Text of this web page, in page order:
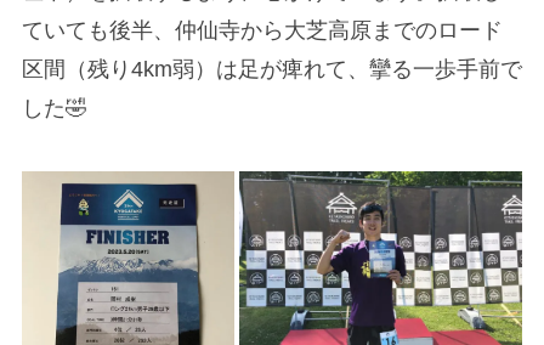
ていても後半、仲仙寺から大芝高原までのロード
区間（残り4km弱）は足が痺れて、攣る一歩手前で
した🤣